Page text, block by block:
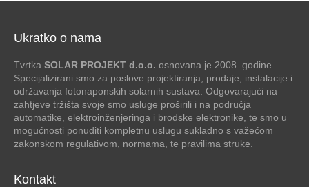
Ukratko o nama
Tvrtka SOLAR PROJEKT d.o.o. osnovana je 2008. godine.
Specijalizirani smo za poslove projektiranja, prodaje, instalacije i
održavanja fotonaponskih solarnih sustava. Odgovarajući na
zahtjeve tržišta svoje smo usluge proširili i na područja
automatike, elektroinženjeringa i brodske elektronike, te smo u
mogućnosti ponuditi kompletnu uslugu sukladno s važećom
zakonskom regulativom, normama, te pravilima struke.
Kontakt